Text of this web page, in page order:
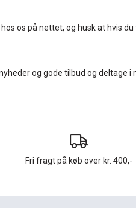
os på nettet, og husk at hvis
og gode tilbud og deltage
Fri fragt på køb over kr. 400,-